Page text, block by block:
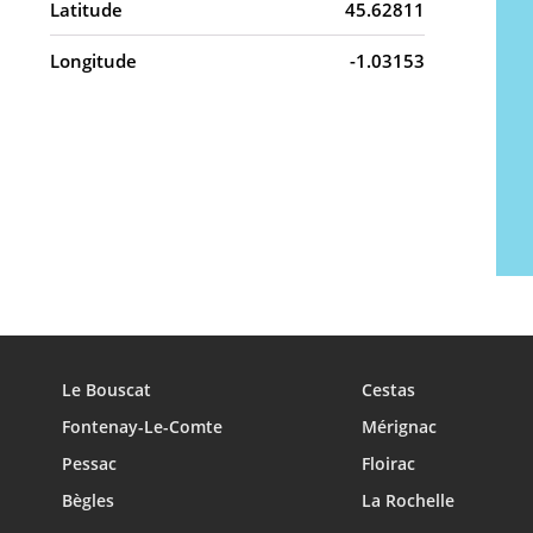
Latitude 45.62811
Longitude -1.03153
Le Bouscat
Cestas
Fontenay-Le-Comte
Mérignac
Pessac
Floirac
Bègles
La Rochelle